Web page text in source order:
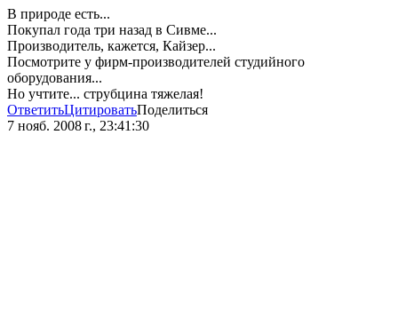
В природе есть...
Покупал года три назад в Сивме...
Производитель, кажется, Кайзер...
Посмотрите у фирм-производителей студийного
оборудования...
Но учтите... струбцина тяжелая!
ОтветитьЦитироватьПоделиться
7 нояб. 2008 г., 23:41:30